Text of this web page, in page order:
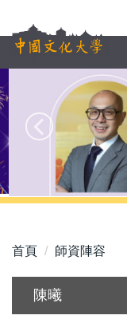
到
主
要
首頁 師資陣容
陳曦